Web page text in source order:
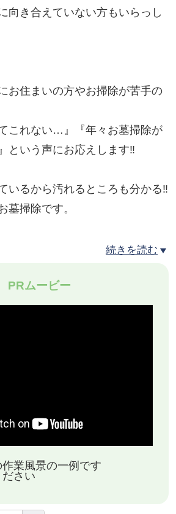
向き合えていない方もいらっし
お住まいの方やお掃除が苦手の
これない…』『年々お墓掃除が
という声にお応えします‼
いるから汚れるところも分かる‼︎
墓掃除です。
ます)
墓誌１組・墓前灯籠１対
月
お盆・お彼岸前を基本予定月と
望によって変更可能です
続きを読む
PRムービー
業風景の一例です
さい